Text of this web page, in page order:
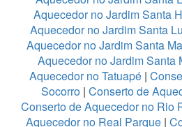
Aquecedor no Jardim Santa
Aquecedor no Jardim Santa
Aquecedor no Jardim Santa
Aquecedor no Jardim Santa
Aquecedor no Tatuapé |
Socorro | Conserto de
Conserto de Aquecedor no Rio
Aquecedor no Real Parque|